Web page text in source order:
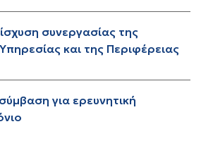
συνεργασίας της
και της Περιφέρειας
για ερευνητική